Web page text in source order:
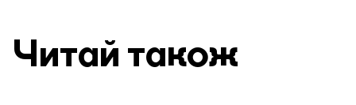
Читай також